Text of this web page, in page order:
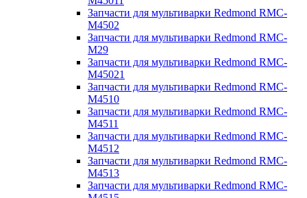
Запчасти для мультиварки Redmond RMC-
M4502
Запчасти для мультиварки Redmond RMC-
M29
Запчасти для мультиварки Redmond RMC-
M45021
Запчасти для мультиварки Redmond RMC-
M4510
Запчасти для мультиварки Redmond RMC-
M4511
Запчасти для мультиварки Redmond RMC-
M4512
Запчасти для мультиварки Redmond RMC-
M4513
Запчасти для мультиварки Redmond RMC-